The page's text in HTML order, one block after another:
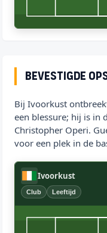
Bevestigde
Bij Ivoorkust
een blessure; hij is in
Christopher Operi.
voor een plek in de
Ivoorkust
Club Leeftijd